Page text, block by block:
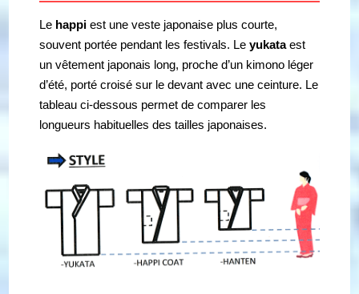
Le happi est une veste japonaise plus courte,
souvent portée pendant les festivals. Leyukataest
un vêtement japonais long, proche d’un kimono léger
d’été, porté croisé sur le devant avec une ceinture. Le
tableau ci-dessous permet de comparer les
longueurs habituelles des tailles japonaises.